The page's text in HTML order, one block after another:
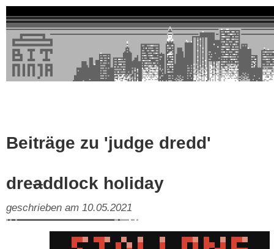
Beiträge zu 'judge dredd'
dreaddlock holiday
geschrieben am 10.05.2021